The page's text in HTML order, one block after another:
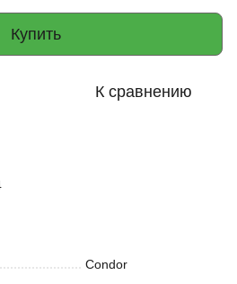
Купить
К сравнению
Condor